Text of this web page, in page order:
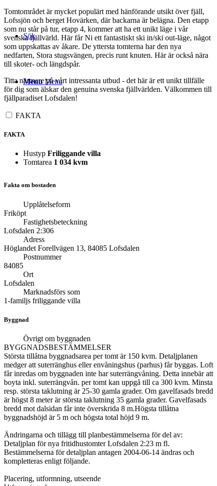
Sök
Menu Menu
Tomtområdet är mycket populärt med hänförande utsikt över fjäll,
Lofssjön och berget Hovärken, där backarna är belägna. Den etapp
som nu står på tur, etapp 4, kommer att ha ett unikt läge i vår
svenska fjällvärld. Här får Ni ett fantastiskt ski in/ski out-läge, något
som uppskattas av åkare. De yttersta tomterna har den nya
nedfarten, Stora stugsvängen, precis runt knuten. Här är också nära
till skoter- och längdspår.
Titta närmare på vårt intressanta utbud - det här är ett unikt tillfälle
för dig som älskar den genuina svenska fjällvärlden. Välkommen till
fjällparadiset Lofsdalen!
FAKTA
FAKTA
Hustyp Friliggande villa
Tomtarea 1 034 kvm
Fakta om bostaden
Upplåtelseform
Friköpt
Fastighetsbeteckning
Lofsdalen 2:306
Adress
Höglandet Forellvägen 13, 84085 Lofsdalen
Postnummer
84085
Ort
Lofsdalen
Marknadsförs som
1-familjs friliggande villa
Byggnad
Övrigt om byggnaden
BYGGNADSBESTÄMMELSER
Största tillåtna byggnadsarea per tomt är 150 kvm. Detaljplanen
medger att suterränghus eller envåningshus (parhus) får byggas. Loft
får inredas om byggnaden inte har suterrängvåning. Detta innebär att
boyta inkl. suterrängvån. per tomt kan uppgå till ca 300 kvm. Minsta
resp. största taklutning är 25-30 gamla grader. Om gavelfasads bredd
är högst 8 meter är största taklutning 35 gamla grader. Gavelfasads
bredd mot dalsidan får inte överskrida 8 m.Högsta tillåtna
byggnadshöjd är 5 m och högsta total höjd 9 m.
Ändringarna och tillägg till planbestämmelserna för del av:
Detaljplan för nya fritidhustomter Lofsdalen 2:23 m fl.
Bestämmelserna för detaljplan antagen 2004-06-14 ändras och
kompletteras enligt följande.
Placering, utformning, utseende